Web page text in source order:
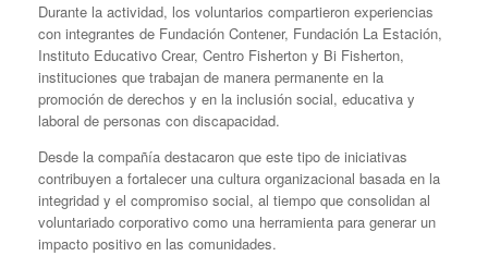
Durante la actividad, los voluntarios compartieron experiencias
con integrantes de Fundación Contener, Fundación La Estación,
Instituto Educativo Crear, Centro Fisherton y Bi Fisherton,
instituciones que trabajan de manera permanente en la
promoción de derechos y en la inclusión social, educativa y
laboral de personas con discapacidad.
Desde la compañía destacaron que este tipo de iniciativas
contribuyen a fortalecer una cultura organizacional basada en la
integridad y el compromiso social, al tiempo que consolidan al
voluntariado corporativo como una herramienta para generar un
impacto positivo en las comunidades.